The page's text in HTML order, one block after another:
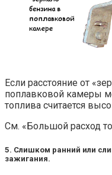
Если расстояние от
поплавковой камеры
топлива считается
См. «Большой расход
5. Слишком ранний или
зажигания.